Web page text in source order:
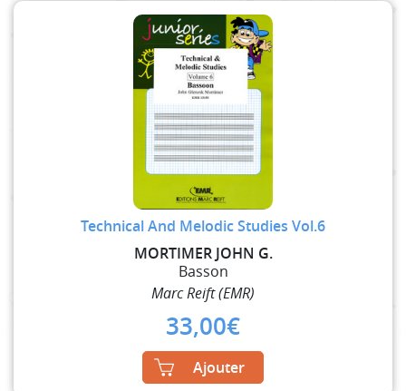
Technical And Melodic Studies Vol.6
MORTIMER JOHN G.
Basson
Marc Reift (EMR)
33,00€
Ajouter